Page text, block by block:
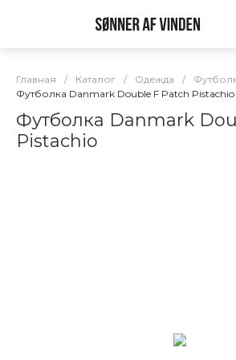
Главная / Каталог / Одежда /
Футболка Danmark Double F Patch Pistachio
Футболка Danmark
Pistachio